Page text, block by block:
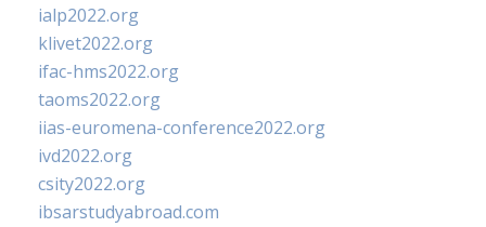
ialp2022.org
klivet2022.org
ifac-hms2022.org
taoms2022.org
iias-euromena-conference2022.org
ivd2022.org
csity2022.org
ibsarstudyabroad.com